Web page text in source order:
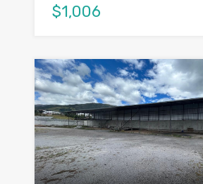
$1,006